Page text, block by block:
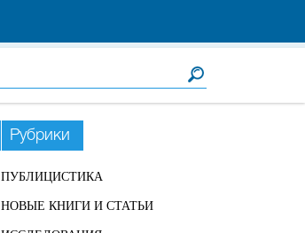
Рубрики
ПУБЛИЦИСТИКА
НОВЫЕ КНИГИ И СТАТЬИ